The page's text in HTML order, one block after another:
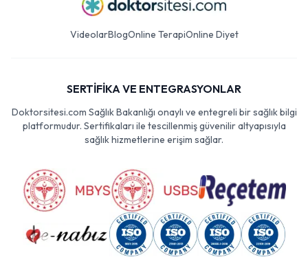
VideolarBlogOnline TerapiOnline Diyet
SERTİFİKA VE ENTEGRASYONLAR
Doktorsitesi.com Sağlık Bakanlığı onaylı ve entegreli bir sağlık bilgi
platformudur. Sertifikaları ile tescillenmiş güvenilir altyapısıyla
sağlık hizmetlerine erişim sağlar.